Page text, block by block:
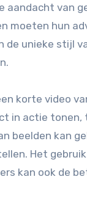
aandacht van
moeten hun
de unieke stijl
korte video
in actie tonen,
beelden kan
Het
kan ook de